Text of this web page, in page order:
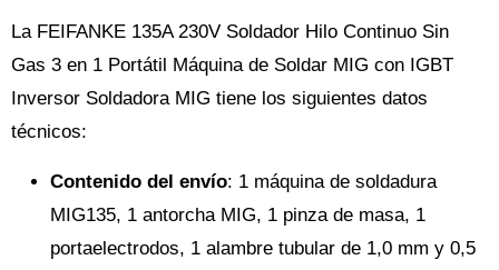
La FEIFANKE 135A 230V Soldador Hilo Continuo Sin
Gas 3 en 1 Portátil Máquina de Soldar MIG con IGBT
Inversor Soldadora MIG tiene los siguientes datos
técnicos:
Contenido del envío: 1 máquina de soldadura
MIG135, 1 antorcha MIG, 1 pinza de masa, 1
portaelectrodos, 1 alambre tubular de 1,0 mm y 0,5